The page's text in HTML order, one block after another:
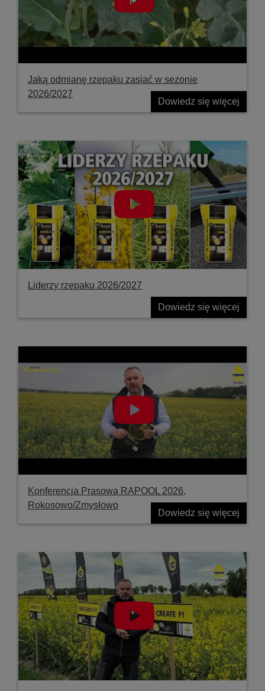
Jaką odmianę rzepaku zasiać w sezonie
2026/2027
Dowiedz się więcej
Liderzy rzepaku 2026/2027
Dowiedz się więcej
Konferencja Prasowa RAPOOL 2026,
Rokosowo/Zmysłowo
Dowiedz się więcej